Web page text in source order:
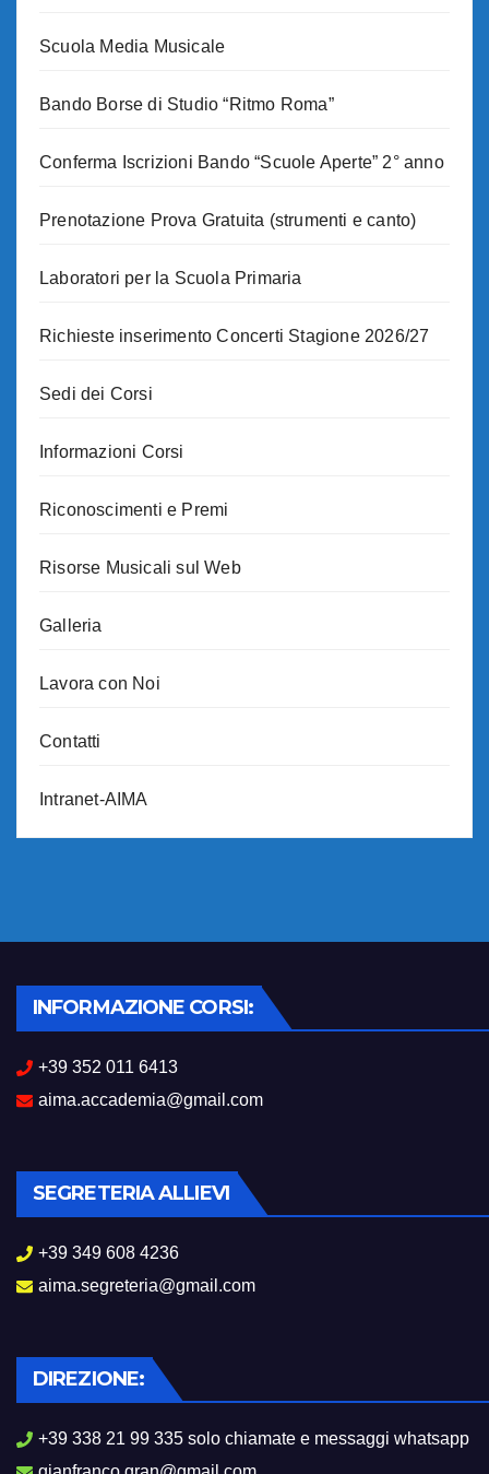
Scuola Media Musicale
Bando Borse di Studio “Ritmo Roma”
Conferma Iscrizioni Bando “Scuole Aperte” 2° anno
Prenotazione Prova Gratuita (strumenti e canto)
Laboratori per la Scuola Primaria
Richieste inserimento Concerti Stagione 2026/27
Sedi dei Corsi
Informazioni Corsi
Riconoscimenti e Premi
Risorse Musicali sul Web
Galleria
Lavora con Noi
Contatti
Intranet-AIMA
INFORMAZIONE CORSI:
+39 352 011 6413
aima.accademia@gmail.com
SEGRETERIA ALLIEVI
+39 349 608 4236
aima.segreteria@gmail.com
DIREZIONE:
+39 338 21 99 335 solo chiamate e messaggi whatsapp